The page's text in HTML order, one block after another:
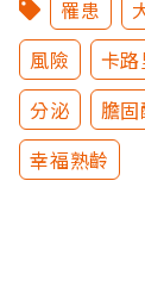
罹患
風險
卡路
分泌
膽固
幸福熟齡